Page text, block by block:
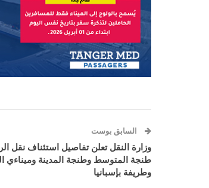
السابق بوست
وزارة النقل تعلن تفاصيل استئناف نقل
طنجة المتوسط وطنجة المدينة وميناءي
وطريفة بإسبانيا